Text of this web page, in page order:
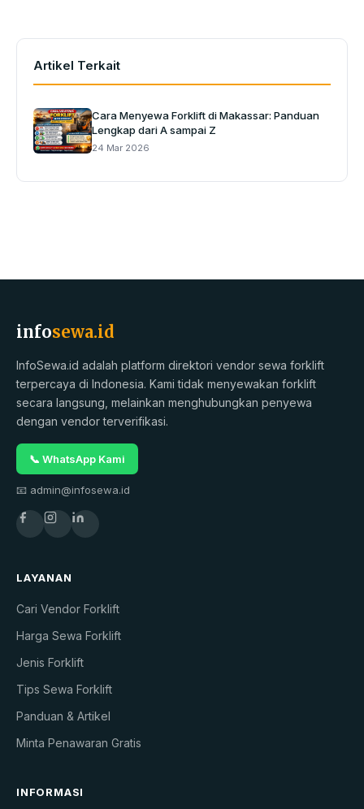
Artikel Terkait
Cara Menyewa Forklift di Makassar: Panduan
Lengkap dari A sampai Z
24 Mar 2026
infosewa.id
InfoSewa.id adalah platform direktori vendor sewa forklift
terpercaya di Indonesia. Kami tidak menyewakan forklift
secara langsung, melainkan menghubungkan penyewa
dengan vendor terverifikasi.
📞 WhatsApp Kami
📧 admin@infosewa.id
LAYANAN
Cari Vendor Forklift
Harga Sewa Forklift
Jenis Forklift
Tips Sewa Forklift
Panduan & Artikel
Minta Penawaran Gratis
INFORMASI